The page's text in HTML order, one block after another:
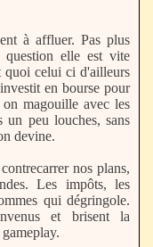
à affluer. Pas plus
question elle est vite
quoi celui ci d'ailleurs
en bourse pour
magouille avec les
un peu louches, sans
devine.
nos plans,
Les impôts, les
qui dégringole.
et brisent la